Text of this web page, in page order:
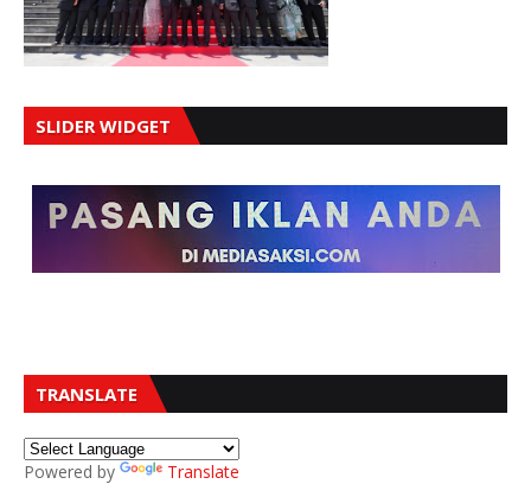
SLIDER WIDGET
TRANSLATE
Powered by Translate